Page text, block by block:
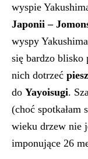
wyspie
Japonii –
wyspy
się bardzo blisko
nich dotrzeć
do Yayoisugi.
(choć spotkałam
wieku drzew nie
imponujące 26